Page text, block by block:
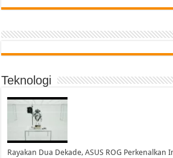
Teknologi
Rayakan Dua Dekade, ASUS ROG Perkenalkan